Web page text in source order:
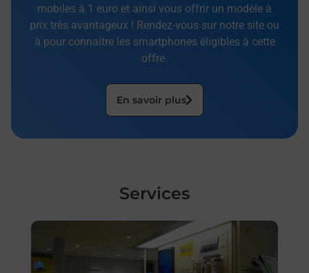
mobiles à 1 euro et ainsi vous offrir un modèle à
prix très avantageux ! Rendez-vous sur notre site ou
à pour connaître les smartphones éligibles à cette
offre.
En savoir plus
Services
En savoir plus